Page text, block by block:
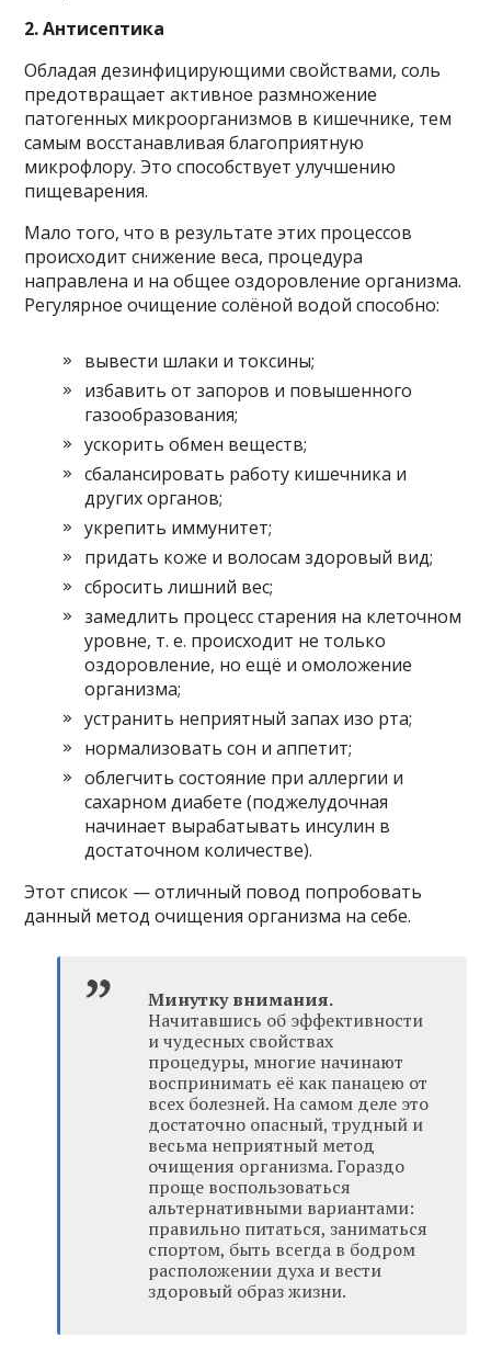
2. Антисептика
Обладая дезинфицирующими свойствами, соль
предотвращает активное размножение
патогенных микроорганизмов в кишечнике, тем
самым восстанавливая благоприятную
микрофлору. Это способствует улучшению
пищеварения.
Мало того, что в результате этих процессов
происходит снижение веса, процедура
направлена и на общее оздоровление организма.
Регулярное очищение солёной водой способно:
вывести шлаки и токсины;
избавить от запоров и повышенного
газообразования;
ускорить обмен веществ;
сбалансировать работу кишечника и
других органов;
укрепить иммунитет;
придать коже и волосам здоровый вид;
сбросить лишний вес;
замедлить процесс старения на клеточном
уровне, т. е. происходит не только
оздоровление, но ещё и омоложение
организма;
устранить неприятный запах изо рта;
нормализовать сон и аппетит;
облегчить состояние при аллергии и
сахарном диабете (поджелудочная
начинает вырабатывать инсулин в
достаточном количестве).
Этот список — отличный повод попробовать
данный метод очищения организма на себе.
Минутку внимания.
Начитавшись об эффективности
и чудесных свойствах
процедуры, многие начинают
воспринимать её как панацею от
всех болезней. На самом деле это
достаточно опасный, трудный и
весьма неприятный метод
очищения организма. Гораздо
проще воспользоваться
альтернативными вариантами:
правильно питаться, заниматься
спортом, быть всегда в бодром
расположении духа и вести
здоровый образ жизни.